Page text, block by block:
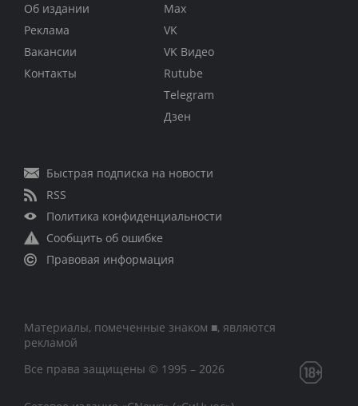
Об издании
Реклама
Вакансии
Контакты
Max
VK
VK Видео
Rutube
Telegram
Дзен
Быстрая подписка на новости
RSS
Политика конфиденциальности
Сообщить об ошибке
Правовая информация
Материалы, помеченные знаком ■, являются
рекламой
Все права защищены © 1995 – 2026